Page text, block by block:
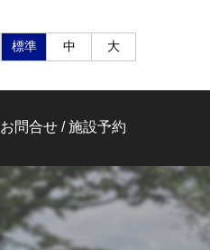
標準 中 大
お問合せ / 施設予約